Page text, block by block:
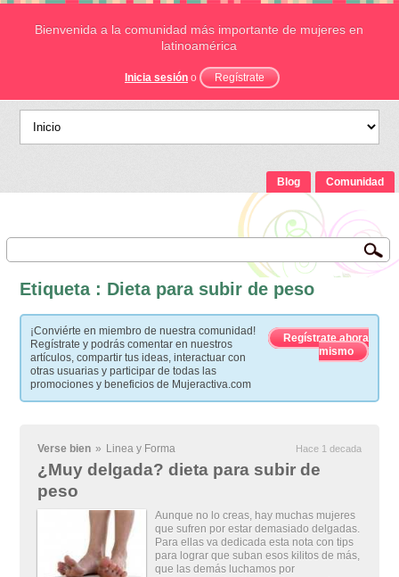
Bienvenida a la comunidad más importante de mujeres en
latinoamérica
Inicia sesión o Regístrate
Blog Comunidad
Etiqueta : Dieta para subir de peso
¡Conviérte en miembro de nuestra comunidad!
Regístrate y podrás comentar en nuestros
artículos, compartir tus ideas, interactuar con
otras usuarias y participar de todas las
promociones y beneficios de Mujeractiva.com
Regístrate ahora
mismo
Verse bien » Linea y Forma Hace 1 decada
¿Muy delgada? dieta para subir de
peso
Aunque no lo creas, hay muchas mujeres
que sufren por estar demasiado delgadas.
Para ellas va dedicada esta nota con tips
para lograr que suban esos kilitos de más,
que las demás luchamos por